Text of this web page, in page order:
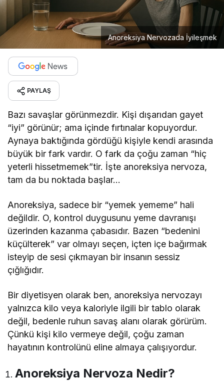
Anoreksiya Nervozada İyileşmek
PAYLAŞ
Bazı savaşlar görünmezdir. Kişi dışarıdan gayet
“iyi” görünür; ama içinde fırtınalar kopuyordur.
Aynaya baktığında gördüğü kişiyle kendi arasında
büyük bir fark vardır. O fark da çoğu zaman “hiç
yeterli hissetmemek”tir. İşte anoreksiya nervoza,
tam da bu noktada başlar…
Anoreksiya, sadece bir “yemek yememe” hali
değildir. O, kontrol duygusunu yeme davranışı
üzerinden kazanma çabasıdır. Bazen “bedenini
küçülterek” var olmayı seçen, içten içe bağırmak
isteyip de sesi çıkmayan bir insanın sessiz
çığlığıdır.
Bir diyetisyen olarak ben, anoreksiya nervozayı
yalnızca kilo veya kaloriyle ilgili bir tablo olarak
değil, bedenle ruhun savaş alanı olarak görürüm.
Çünkü kişi kilo vermeye değil, çoğu zaman
hayatının kontrolünü eline almaya çalışıyordur.
Anoreksiya Nervoza Nedir?